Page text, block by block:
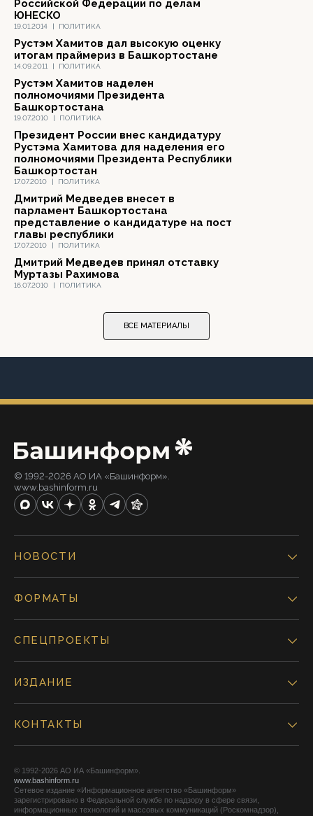
19.01.2014 | ПОЛИТИКА
Российской Федерации по делам
ЮНЕСКО
14.09.2011 | ПОЛИТИКА
Рустэм Хамитов дал высокую оценку
итогам праймериз в Башкортостане
19.07.2010 | ПОЛИТИКА
Рустэм Хамитов наделен
полномочиями Президента
Башкортостана
17.07.2010 | ПОЛИТИКА
Президент России внес кандидатуру
Рустэма Хамитова для наделения его
полномочиями Президента Республики
Башкортостан
17.07.2010 | ПОЛИТИКА
Дмитрий Медведев внесет в
парламент Башкортостана
представление о кандидатуре на пост
главы республики
16.07.2010 | ПОЛИТИКА
Дмитрий Медведев принял отставку
Муртазы Рахимова
ВСЕ МАТЕРИАЛЫ
© 1992-2026 АО ИА «Башинформ».
www.bashinform.ru
НОВОСТИ
ФОРМАТЫ
СПЕЦПРОЕКТЫ
ИЗДАНИЕ
КОНТАКТЫ
© 1992-2026 АО ИА «Башинформ».
www.bashinform.ru
Сетевое издание «Информационное агентство «Башинформ»
зарегистрировано в Федеральной службе по надзору в сфере связи,
информационных технологий и массовых коммуникаций (Роскомнадзор),